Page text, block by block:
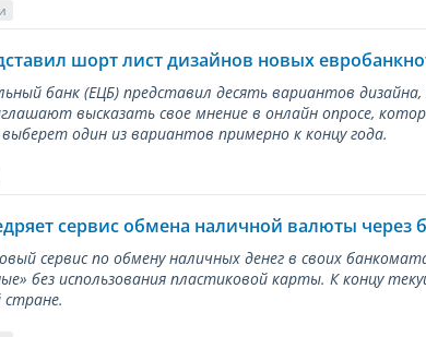
шорт лист дизайнов новых
банк (ЕЦБ) представил десять вариантов
высказать свое мнение в онлайн опросе,
один из вариантов примерно к концу года.
сервис обмена наличной валюты через
сервис по обмену наличных денег в своих
без использования пластиковой карты. К концу
стране.